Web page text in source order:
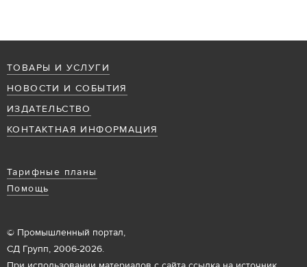
ТОВАРЫ И УСЛУГИ
НОВОСТИ И СОБЫТИЯ
ИЗДАТЕЛЬСТВО
КОНТАКТНАЯ ИНФОРМАЦИЯ
Тарифные планы
Помощь
© Промышленный портал,
СД Групп, 2006-2026.